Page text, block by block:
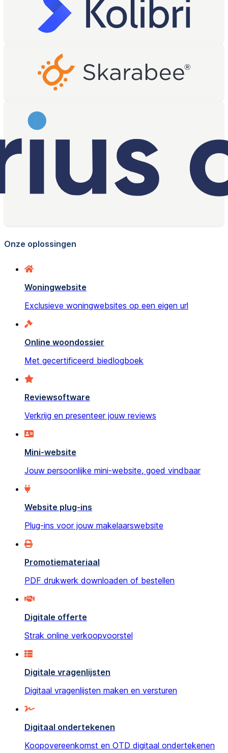
Onze oplossingen
Woningwebsite
Exclusieve woningwebsites op een eigen url
Online woondossier
Met gecertificeerd biedlogboek
Reviewsoftware
Verkrijg en presenteer jouw reviews
Mini-website
Jouw persoonlijke mini-website, goed vindbaar
Website plug-ins
Plug-ins voor jouw makelaarswebsite
Promotiemateriaal
PDF drukwerk downloaden of bestellen
Digitale offerte
Strak online verkoopvoorstel
Digitale vragenlijsten
Digitaal vragenlijsten maken en versturen
Digitaal ondertekenen
Koopovereenkomst en OTD digitaal ondertekenen